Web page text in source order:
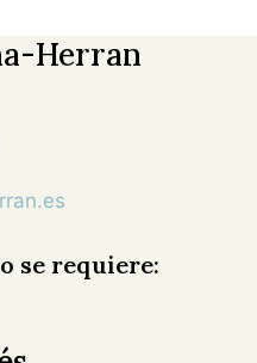
Herran
se requiere: